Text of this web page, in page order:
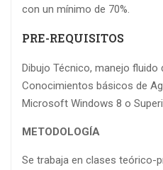
con un mínimo de 70%.
PRE-REQUISITOS
Dibujo Técnico, manejo fluido
Conocimientos básicos de
Microsoft Windows 8 o
METODOLOGÍA
Se trabaja en clases teórico-